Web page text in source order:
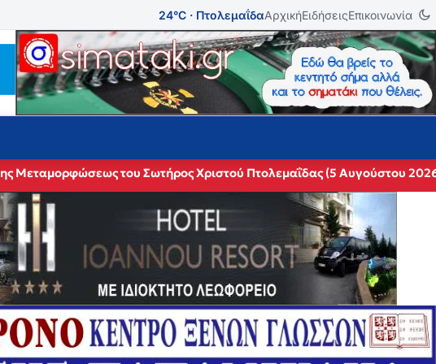
24°C · ΠτολεμαΐδαΑρχικήΕιδήσειςΕπικοινωνία
Μεταμορφώσεως του Σωτήρος Χριστού Πτολεμαΐδας (5 Αυγούστου